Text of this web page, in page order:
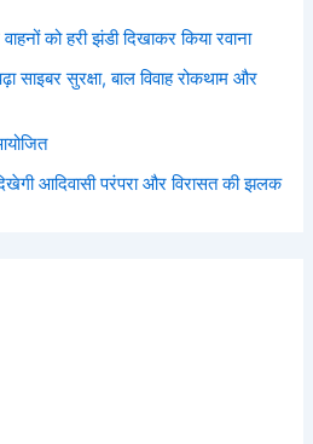
को हरी झंडी दिखाकर किया रवाना
साइबर सुरक्षा, बाल विवाह रोकथाम और
आदिवासी परंपरा और विरासत की झलक